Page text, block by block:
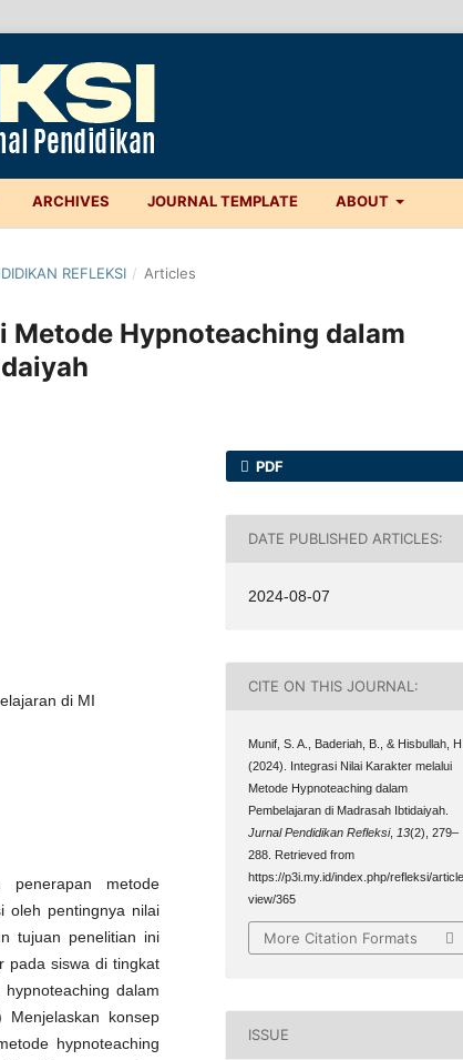
ARCHIVES JOURNAL TEMPLATE ABOUT
REFLEKSI / Articles
Hypnoteaching dalam
di MI
metode
oleh pentingnya nilai
tujuan penelitian ini
pada siswa di tingkat
dalam
konsep
hypnoteaching
PDF
DATE PUBLISHED ARTICLES:
2024-08-07
CITE ON THIS JOURNAL:
Munif, S. A., Baderiah, B., & Hisbullah, H.
(2024). Integrasi Nilai Karakter melalui
Metode Hypnoteaching dalam
Pembelajaran di Madrasah Ibtidaiyah.
Jurnal Pendidikan Refleksi, 13(2), 279–
288. Retrieved from
https://p3i.my.id/index.php/refleksi/
view/365
More Citation Formats
ISSUE